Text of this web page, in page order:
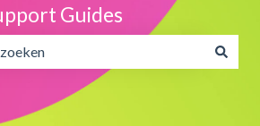
Guides
want het zoekveld is leeg.